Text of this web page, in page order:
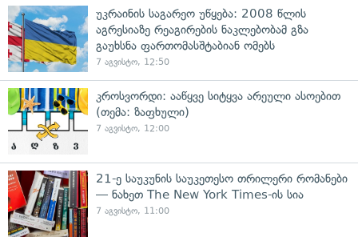
უკრაინის საგარეო უწყება: 2008 წლის
აგრესიაზე რეაგირების ნაკლებობამ გზა
გაუხსნა ფართომასშტაბიან ომებს
7 აგვისტო, 12:50
კროსვორდი: ააწყვე სიტყვა არეული ასოებით
(თემა: ზაფხული)
7 აგვისტო, 12:00
21-ე საუკუნის საუკეთესო თრილერი რომანები
— ნახეთ The New York Times-ის სია
7 აგვისტო, 11:00